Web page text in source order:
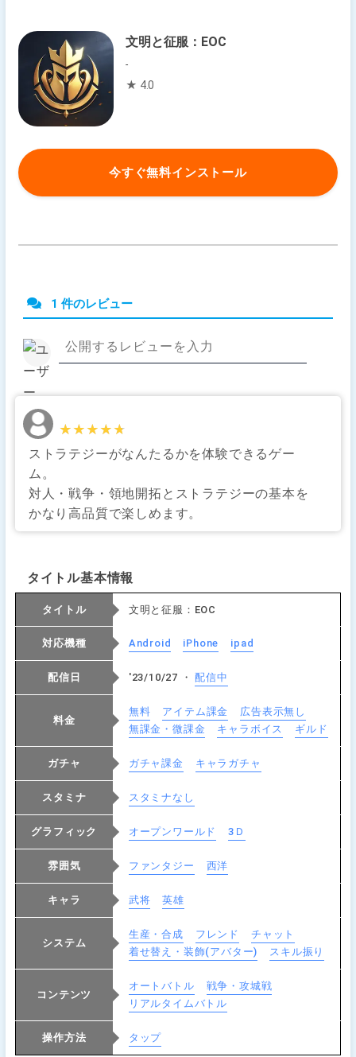
文明と征服：EOC
-
★ 4.0
今すぐ無料インストール
1 件のレビュー
★★★★★
★★★★★
ストラテジーがなんたるかを体験できるゲー
ム。
対人・戦争・領地開拓とストラテジーの基本を
かなり高品質で楽しめます。
タイトル基本情報
タイトル 文明と征服：EOC
対応機種 Android iPhone ipad
配信日 '23/10/27 ・配信中
料金
無料 アイテム課金
広告表示無し
無課金・微課金
キャラボイス ギルド
ガチャ ガチャ課金 キャラガチャ
スタミナ スタミナなし
グラフィック オープンワールド 3Ｄ
雰囲気 ファンタジー 西洋
キャラ 武将 英雄
システム
生産・合成 フレンド
チャット
着せ替え・装飾(アバター)
スキル振り
コンテンツ
オートバトル
戦争・攻城戦
リアルタイムバトル
操作方法 タップ